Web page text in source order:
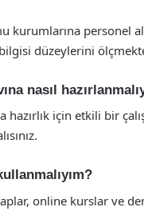
kurumlarına personel
düzeylerini
nasıl
hazırlık için etkili bir
online kurslar ve